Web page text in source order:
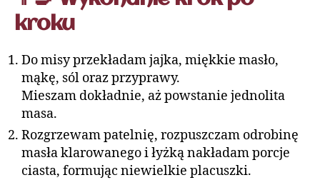
kroku
Do misy przekładam jajka, miękkie masło,
mąkę, sól oraz przyprawy.
Mieszam dokładnie, aż powstanie jednolita
masa.
Rozgrzewam patelnię, rozpuszczam odrobinę
masła klarowanego i łyżką nakładam porcje
ciasta, formując niewielkie placuszki.